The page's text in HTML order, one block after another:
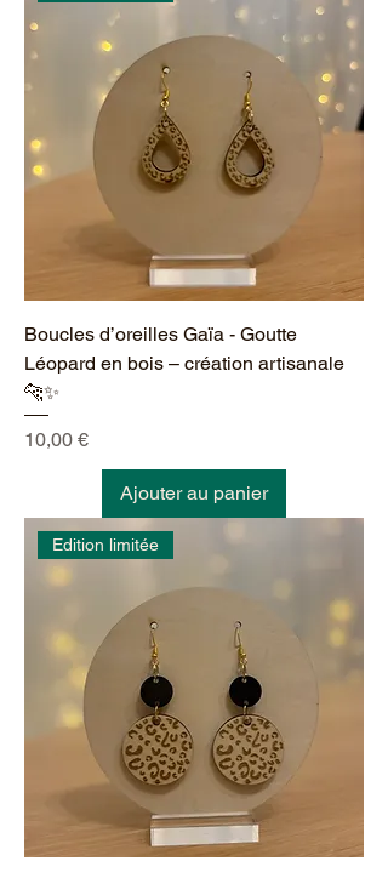
Boucles d’oreilles Gaïa - Goutte
Léopard en bois – création artisanale
🐆✨
Prix
10,00 €
Ajouter au panier
Edition limitée